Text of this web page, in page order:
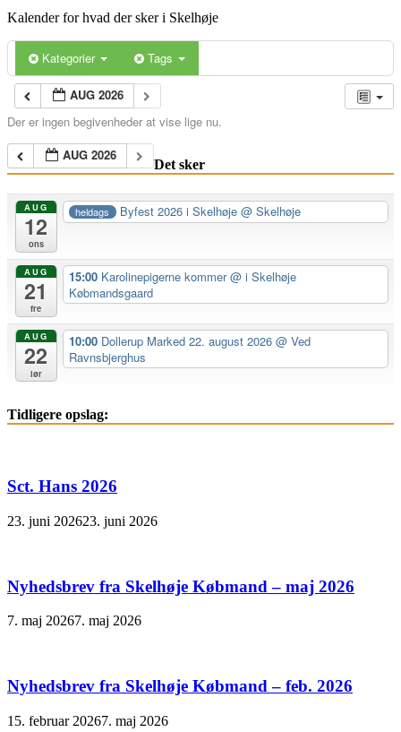
Kalender for hvad der sker i Skelhøje
Kategorier Tags
AUG 2026
Der er ingen begivenheder at vise lige nu.
AUG 2026
Det sker
AUG
12
ons
heldags Byfest 2026 i Skelhøje@ Skelhøje
AUG
21
fre
15:00 Karolinepigerne kommer@ i Skelhøje
Købmandsgaard
AUG
22
lør
10:00 Dollerup Marked 22. august 2026 @ Ved
Ravnsbjerghus
Tidligere opslag:
Sct. Hans 2026
23. juni 202623. juni 2026
Nyhedsbrev fra Skelhøje Købmand – maj 2026
7. maj 20267. maj 2026
Nyhedsbrev fra Skelhøje Købmand – feb. 2026
15. februar 20267. maj 2026